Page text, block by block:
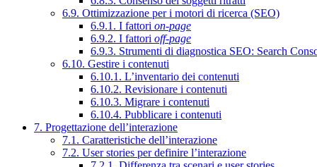
6.9. Ottimizzazione per i motori di ricerca (SEO)
6.9.1. I fattori on-page
6.9.2. I fattori off-page
6.9.3. Strumenti di diagnostica SEO: Search
6.10. Gestire i contenuti
6.10.1. L’inventario dei contenuti
6.10.2. Revisionare i contenuti
6.10.3. Migrare i contenuti
6.10.4. Pubblicare i contenuti
7. Progettazione dell’interazione
7.1. Caratteristiche dell’interazione
7.2. User stories per definire l’interazione